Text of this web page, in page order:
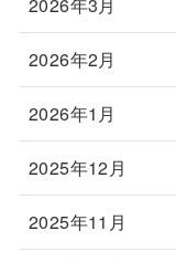
2026年2月
2026年1月
2025年12月
2025年11月